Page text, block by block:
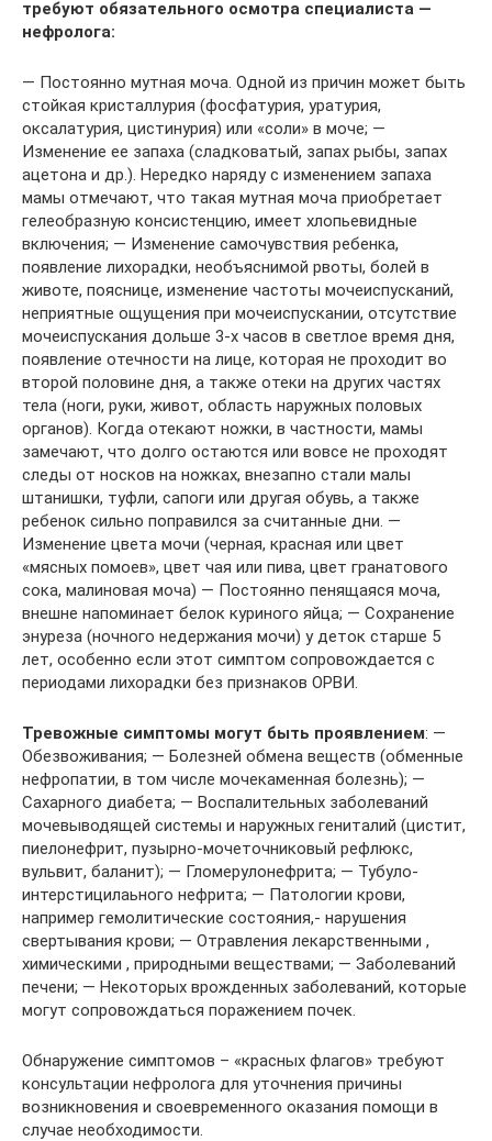
требуют обязательного осмотра специалиста —
нефролога:
— Постоянно мутная моча. Одной из причин может быть
стойкая кристаллурия (фосфатурия, уратурия,
оксалатурия, цистинурия) или «соли» в моче; —
Изменение ее запаха (сладковатый, запах рыбы, запах
ацетона и др.). Нередко наряду с изменением запаха
мамы отмечают, что такая мутная моча приобретает
гелеобразную консистенцию, имеет хлопьевидные
включения; — Изменение самочувствия ребенка,
появление лихорадки, необъяснимой рвоты, болей в
животе, пояснице, изменение частоты мочеиспусканий,
неприятные ощущения при мочеиспускании, отсутствие
мочеиспускания дольше 3-х часов в светлое время дня,
появление отечности на лице, которая не проходит во
второй половине дня, а также отеки на других частях
тела (ноги, руки, живот, область наружных половых
органов). Когда отекают ножки, в частности, мамы
замечают, что долго остаются или вовсе не проходят
следы от носков на ножках, внезапно стали малы
штанишки, туфли, сапоги или другая обувь, а также
ребенок сильно поправился за считанные дни. —
Изменение цвета мочи (черная, красная или цвет
«мясных помоев», цвет чая или пива, цвет гранатового
сока, малиновая моча) — Постоянно пенящаяся моча,
внешне напоминает белок куриного яйца; — Сохранение
энуреза (ночного недержания мочи) у деток старше 5
лет, особенно если этот симптом сопровождается с
периодами лихорадки без признаков ОРВИ.
Тревожные симптомы могут быть проявлением: —
Обезвоживания; — Болезней обмена веществ (обменные
нефропатии, в том числе мочекаменная болезнь); —
Сахарного диабета; — Воспалительных заболеваний
мочевыводящей системы и наружных гениталий (цистит,
пиелонефрит, пузырно-мочеточниковый рефлюкс,
вульвит, баланит); — Гломерулонефрита; — Тубуло-
интерстицилаьного нефрита; — Патологии крови,
например гемолитические состояния,- нарушения
свертывания крови; — Отравления лекарственными ,
химическими , природными веществами; — Заболеваний
печени; — Некоторых врожденных заболеваний, которые
могут сопровождаться поражением почек.
Обнаружение симптомов – «красных флагов» требуют
консультации нефролога для уточнения причины
возникновения и своевременного оказания помощи в
случае необходимости.